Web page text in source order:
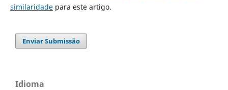
similaridadepara este artigo.
Enviar Submissão
Idioma